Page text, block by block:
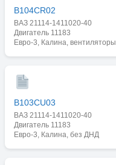
B104CR02
ВАЗ 21114-1411020-40
Двигатель 11183
Евро-3, Калина, вентиляторы
B103CU03
ВАЗ 21114-1411020-40
Двигатель 11183
Евро-3, Калина, без ДНД